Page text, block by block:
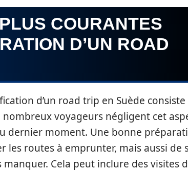
COURANTES
D’UN ROAD
d’un road trip en Suède consiste
voyageurs négligent cet
dernier moment. Une bonne
routes à emprunter, mais aussi de
Cela peut inclure des visites